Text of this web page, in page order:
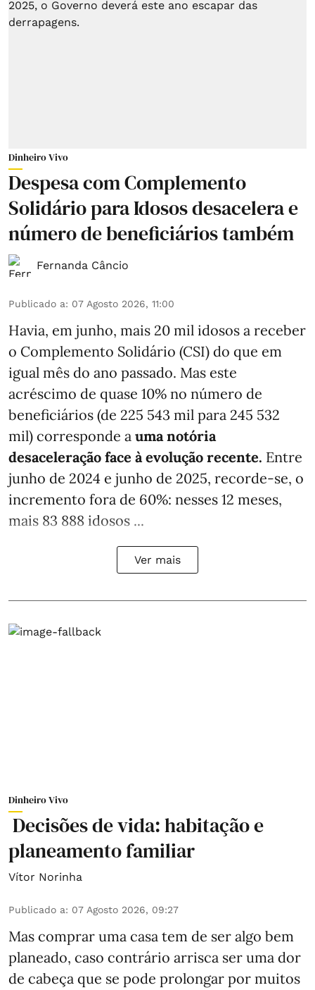
Dinheiro Vivo
Despesa com Complemento
Solidário para Idosos desacelera e
número de beneficiários também
Fernanda Câncio
Publicado a: 07 Agosto 2026, 11:00
Havia, em junho, mais 20 mil idosos a receber
o Complemento Solidário (CSI) do que em
igual mês do ano passado. Mas este
acréscimo de quase 10% no número de
beneficiários (de 225 543 mil para 245 532
mil) corresponde a uma notória
desaceleração face à evolução recente. Entre
junho de 2024 e junho de 2025, recorde-se, o
incremento fora de 60%: nesses 12 meses,
mais 83 888 idosos ...
Ver mais
Dinheiro Vivo
Decisões de vida: habitação e
planeamento familiar
Vítor Norinha
Publicado a: 07 Agosto 2026, 09:27
Mas comprar uma casa tem de ser algo bem
planeado, caso contrário arrisca ser uma dor
de cabeça que se pode prolongar por muitos